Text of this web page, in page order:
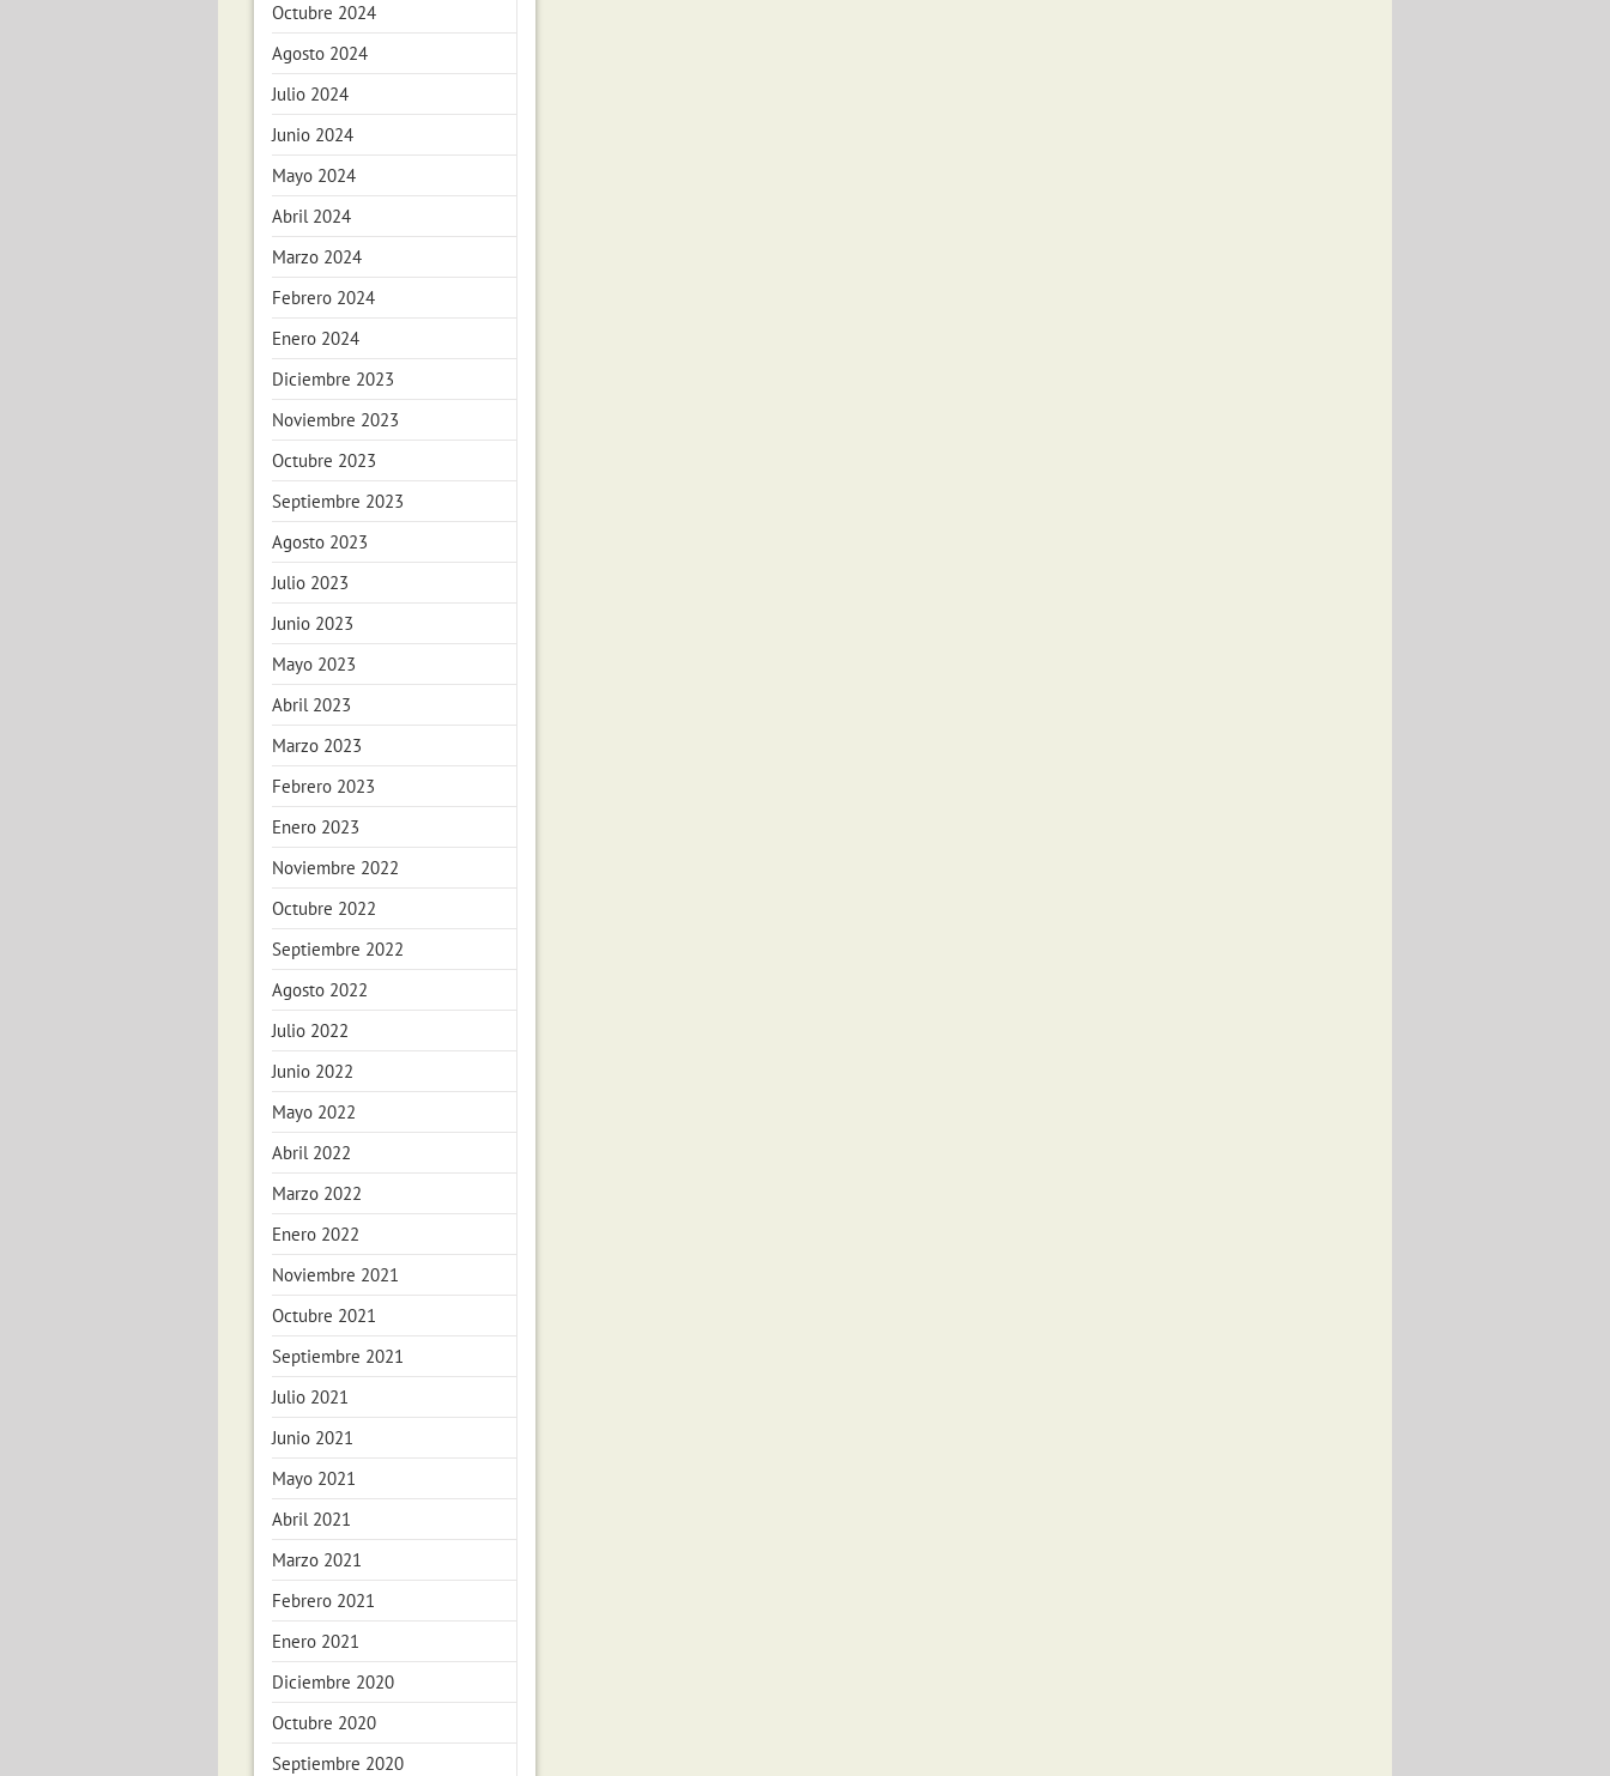
Octubre 2024
Agosto 2024
Julio 2024
Junio 2024
Mayo 2024
Abril 2024
Marzo 2024
Febrero 2024
Enero 2024
Diciembre 2023
Noviembre 2023
Octubre 2023
Septiembre 2023
Agosto 2023
Julio 2023
Junio 2023
Mayo 2023
Abril 2023
Marzo 2023
Febrero 2023
Enero 2023
Noviembre 2022
Octubre 2022
Septiembre 2022
Agosto 2022
Julio 2022
Junio 2022
Mayo 2022
Abril 2022
Marzo 2022
Enero 2022
Noviembre 2021
Octubre 2021
Septiembre 2021
Julio 2021
Junio 2021
Mayo 2021
Abril 2021
Marzo 2021
Febrero 2021
Enero 2021
Diciembre 2020
Octubre 2020
Septiembre 2020